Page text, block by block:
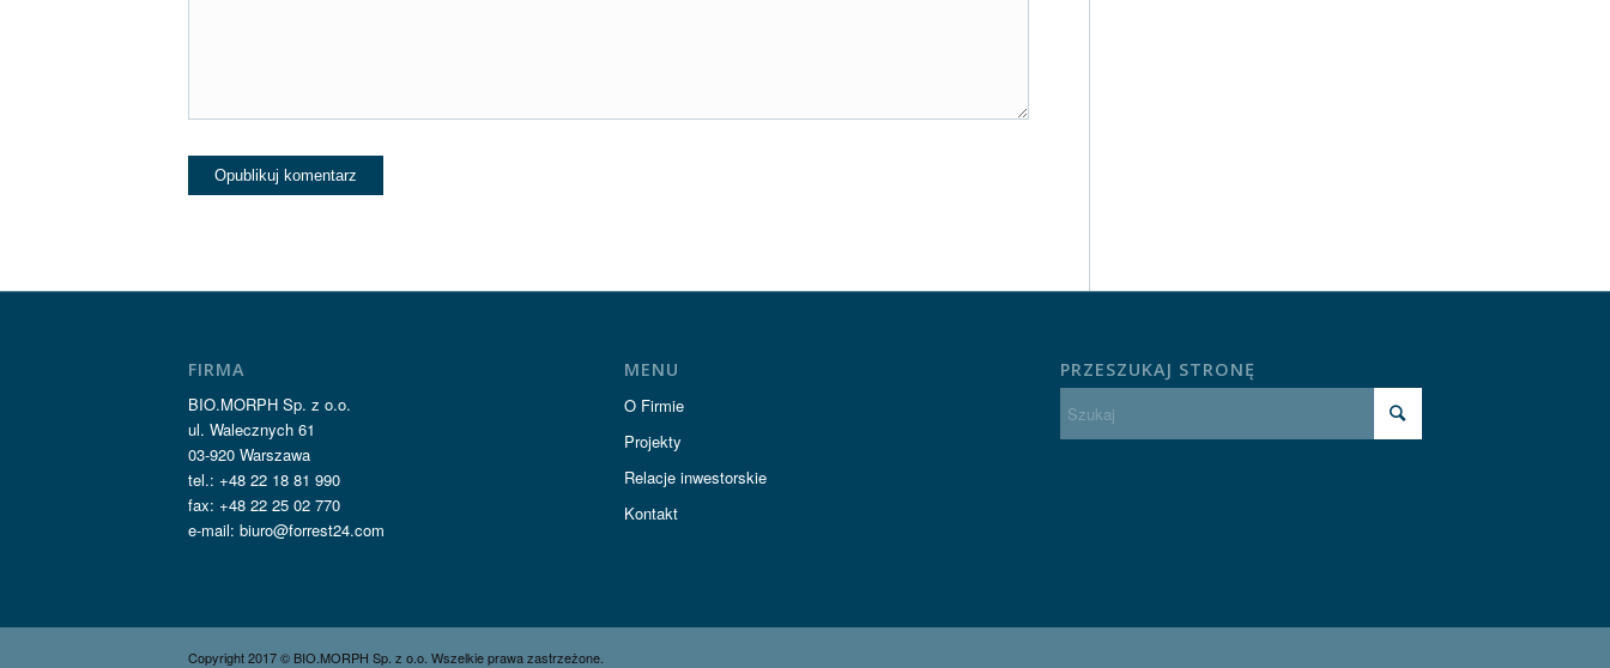
FIRMA
BIO.MORPH Sp. z o.o.
ul. Walecznych 61
03-920 Warszawa
tel.: +48 22 18 81 990
fax: +48 22 25 02 770
e-mail: biuro@forrest24.com
MENU
O Firmie
Projekty
Relacje inwestorskie
Kontakt
PRZESZUKAJ STRONĘ
Copyright 2017 © BIO.MORPH Sp. z o.o. Wszelkie prawa zastrzeżone.